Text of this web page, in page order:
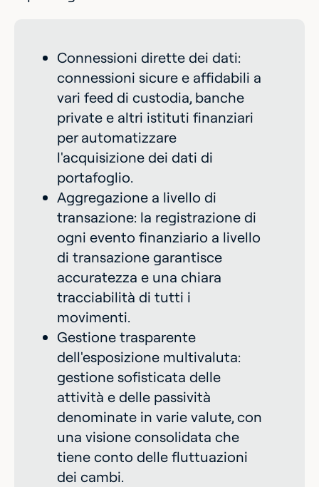
Connessioni dirette dei dati:
connessioni sicure e affidabili a
vari feed di custodia, banche
private e altri istituti finanziari
per automatizzare
l'acquisizione dei dati di
portafoglio.
Aggregazione a livello di
transazione: la registrazione di
ogni evento finanziario a livello
di transazione garantisce
accuratezza e una chiara
tracciabilità di tutti i
movimenti.
Gestione trasparente
dell'esposizione multivaluta:
gestione sofisticata delle
attività e delle passività
denominate in varie valute, con
una visione consolidata che
tiene conto delle fluttuazioni
dei cambi.